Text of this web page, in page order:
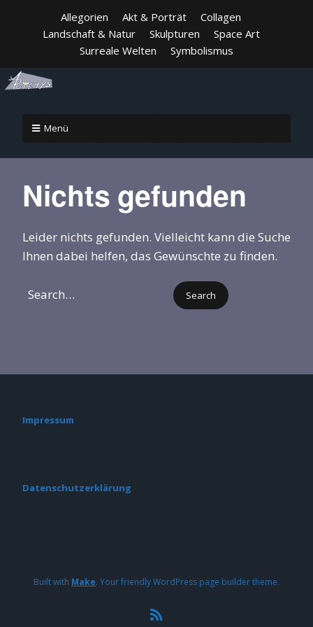
Allegorien Akt & Porträt
Collagen
Landschaft & Natur
Skulpturen
Space Art
Surreale Welten
Symbolismus
Menü
Nichts gefunden
Leider nichts gefunden. Vielleicht kann die Suche
Ihnen dabei helfen, das Gewünschte zu finden.
Impressum
Datenschutzerklärung
Built with Make. Your friendly WordPress page builder theme.